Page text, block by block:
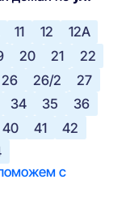
11 12
12А
20 21
22
26 26/2
27
34 35
36
40 41
42
с